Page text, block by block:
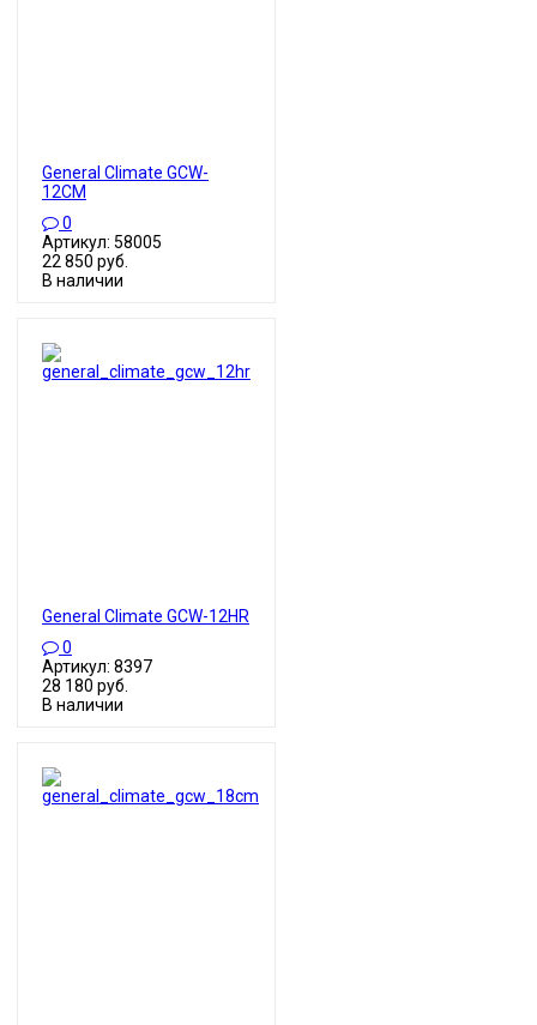
General Climate GCW-
12CM
0
Артикул: 58005
22 850 руб.
В наличии
General Climate GCW-12HR
0
Артикул: 8397
28 180 руб.
В наличии